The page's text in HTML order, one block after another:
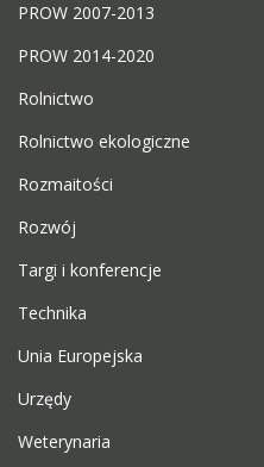
PROW 2007-2013
PROW 2014-2020
Rolnictwo
Rolnictwo ekologiczne
Rozmaitości
Rozwój
Targi i konferencje
Technika
Unia Europejska
Urzędy
Weterynaria